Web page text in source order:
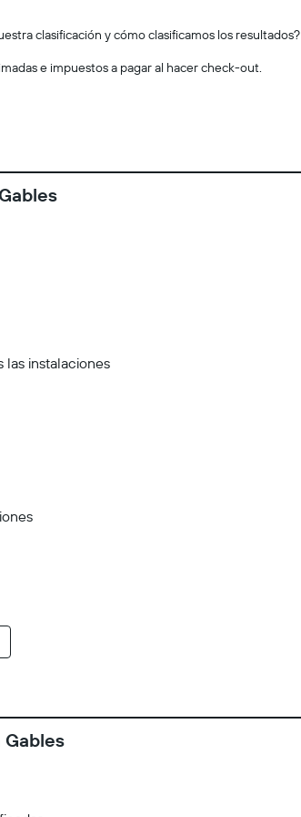
clasificación y cómo clasificamos los resultados?
e impuestos a pagar al hacer check-out.
las instalaciones